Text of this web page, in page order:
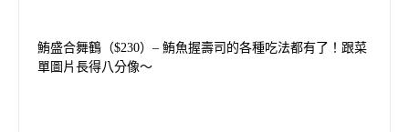
鮪盛合舞鶴（$230） – 鮪魚握壽司的各種吃法都有了！跟菜
單圖片長得八分像～